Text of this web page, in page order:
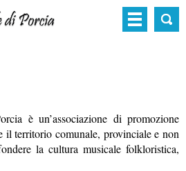
è un’associazione di promozione
il territorio comunale, provinciale e non
la cultura musicale folkloristica,